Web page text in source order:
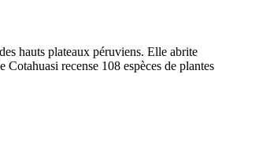
hauts plateaux péruviens. Elle abrite
recense 108 espèces de plantes